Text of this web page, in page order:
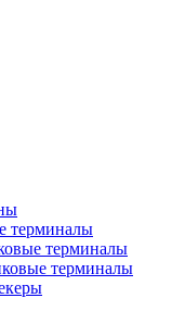
терминалы
терминалы
терминалы